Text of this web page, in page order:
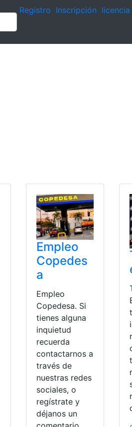
Registro Inscripción licencia
Empleo
Copedes
a
Empleo
Copedesa. Si
tienes alguna
inquietud
recuerda
contactarnos a
través de
nuestras redes
sociales, o
regístrate y
déjanos un